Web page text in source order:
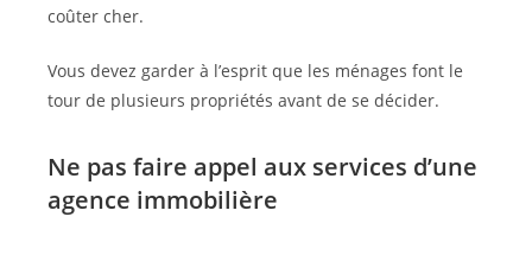
coûter cher.
Vous devez garder à l’esprit que les ménages font le
tour de plusieurs propriétés avant de se décider.
Ne pas faire appel aux services d’une
agence immobilière